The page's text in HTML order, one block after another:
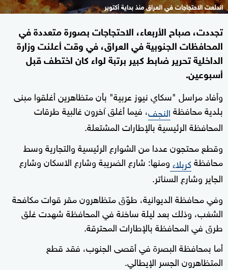
اندلعت الاحتجاجات في العراق منذ بداية أكتوبر
تجددت، صباح الأربعاء، الاحتجاجات بصورة متعددة في
المحافظات الجنوبية في العراق، في وقت أعلنت وزارة
الداخلية تحرير ضابط كبير برتبة لواء كان اختطف قبل
أسبوعين.
وأفاد مراسل "سكاي نيوز عربية" بأن متظاهرين أغلقوا مبنى
بلدية محافظةالنجف، فيما أغلق آخرون غالبية طرقات
المحافظة الرئيسية بالإطارات المشتعلة.
وقطع محتجون عددا من الشوارع الرئيسية والتجارية وسط
محافظةكربلاءومنها: شارع الضريبة وشارع الاسكان وشارع
الجاير وشارع السناتر.
وفي محافظة الديوانية، طوّق متظاهرون مقر قوات مكافحة
الشغب، وذلك بعد ليلة ساخنة في المحافظة شهدت غلق
طرق في المحافظة بالإطارات المحترقة.
أما بمحافظة البصرة في أقصى الجنوب، فقد قطع
المتظاهرون الجسر الإيطالي.